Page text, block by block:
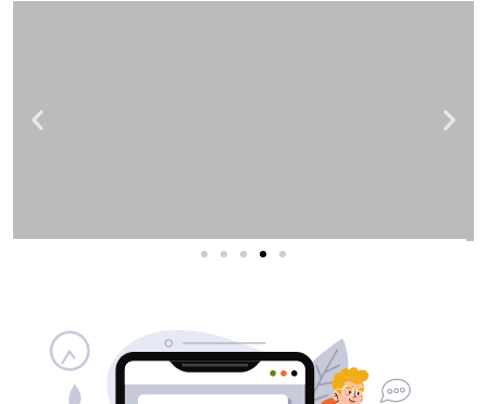
בעל/ת עסק? סוכנות ניהול מוניטין
לקידום, שיווק ופרסום באינטרנט
כאן עבורך!